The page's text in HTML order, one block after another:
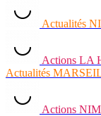
Actualités
Actions LA
Actualités
Actions